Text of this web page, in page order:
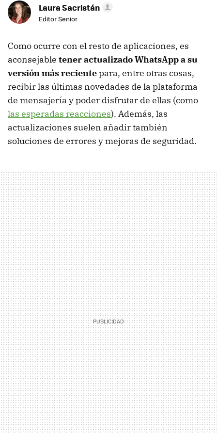
Laura Sacristán
Editor Senior
Como ocurre con el resto de aplicaciones, es
aconsejable tener actualizado WhatsApp a su
versión más recientepara, entre otras cosas,
recibir las últimas novedades de la plataforma
de mensajería y poder disfrutar de ellas (como
las esperadas reacciones). Además, las
actualizaciones suelen añadir también
soluciones de errores y mejoras de seguridad.